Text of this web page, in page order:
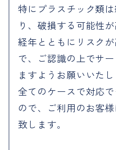
特にプラスチック類
り、破損する可能性が
経年とともにリスク
で、ご認識の上でサ
ますようお願いいたし
全てのケースで対応
ので、ご利用のお客
致します。